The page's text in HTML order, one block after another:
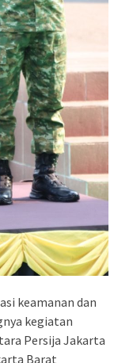
keamanan dan
kegiatan
Persija Jakarta
Barat